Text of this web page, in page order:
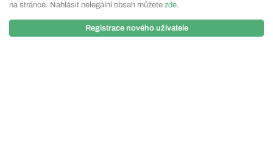
na stránce. Nahlásit nelegální obsah můžete zde.
Registrace nového uživatele